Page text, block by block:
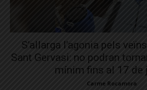
S’allarga l’agonia pels
Sant Gervasi: no podran
mínim fins al 17 de
Carme Rocamora